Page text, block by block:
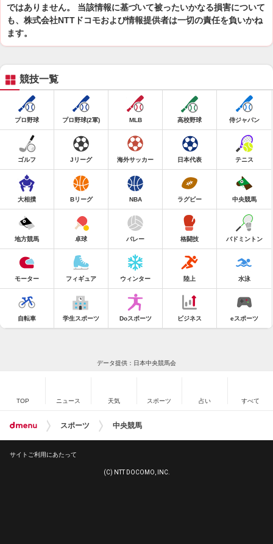
ではありません。 当該情報に基づいて被ったいかなる損害について
も、株式会社NTTドコモおよび情報提供者は一切の責任を負いかね
ます。
競技一覧
プロ野球 プロ野球(2軍) MLB 高校野球 侍ジャパン
ゴルフ Jリーグ 海外サッカー 日本代表 テニス
大相撲 Bリーグ NBA ラグビー 中央競馬
地方競馬 卓球 バレー 格闘技 バドミントン
モーター フィギュア ウィンター 陸上 水泳
自転車 学生スポーツ Doスポーツ ビジネス eスポーツ
データ提供：日本中央競馬会
TOP ニュース 天気 スポーツ 占い すべて
スポーツ 中央競馬
サイトご利用にあたって
(C) NTT DOCOMO, INC.